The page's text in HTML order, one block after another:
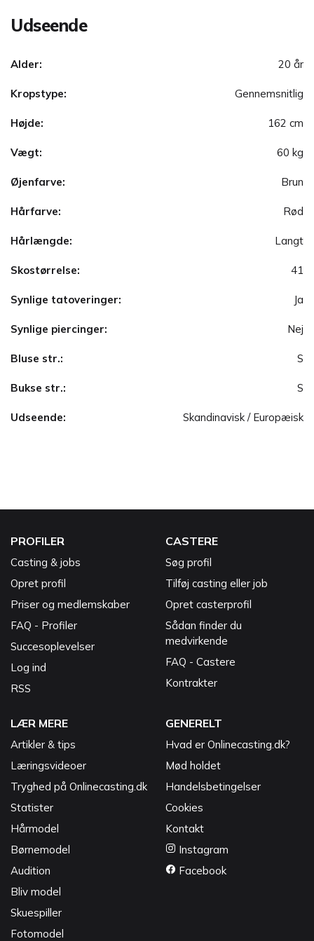
Udseende
Alder: 20 år
Kropstype: Gennemsnitlig
Højde: 162 cm
Vægt: 60 kg
Øjenfarve: Brun
Hårfarve: Rød
Hårlængde: Langt
Skostørrelse: 41
Synlige tatoveringer: Ja
Synlige piercinger: Nej
Bluse str.: S
Bukse str.: S
Udseende: Skandinavisk / Europæisk
PROFILER
Casting & jobs
Opret profil
Priser og medlemskaber
FAQ - Profiler
Succesoplevelser
Log ind
RSS
CASTERE
Søg profil
Tilføj casting eller job
Opret casterprofil
Sådan finder du
medvirkende
FAQ - Castere
Kontrakter
LÆR MERE
Artikler & tips
Læringsvideoer
Tryghed på Onlinecasting.dk
Statister
Hårmodel
Børnemodel
Audition
Bliv model
Skuespiller
Fotomodel
GENERELT
Hvad er Onlinecasting.dk?
Mød holdet
Handelsbetingelser
Cookies
Kontakt
Instagram
Facebook